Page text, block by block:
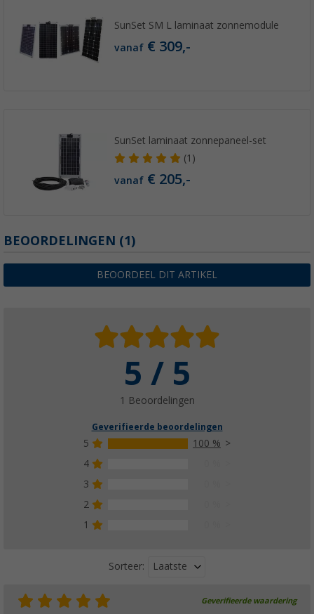
SunSet SM L laminaat zonnemodule
vanaf € 309,-
SunSet laminaat zonnepaneel-set
(1)
vanaf € 205,-
BEOORDELINGEN (1)
BEOORDEEL DIT ARTIKEL
5 / 5
1 Beoordelingen
Geverifieerde beoordelingen
5
100 %
4
3
2
1
Sorteer: Laatste
Geverifieerde waardering